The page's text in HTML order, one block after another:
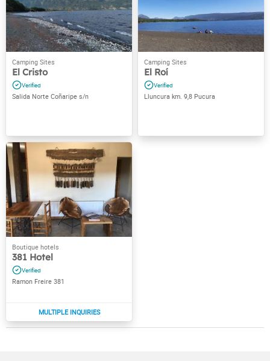
El Cristo
Salida Norte Coñaripe s/n
El Roí
Lluncura km. 9,8 Pucura
381 Hotel
Ramon Freire 381